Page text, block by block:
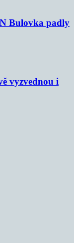
Bulovka padly
vyzvednou i